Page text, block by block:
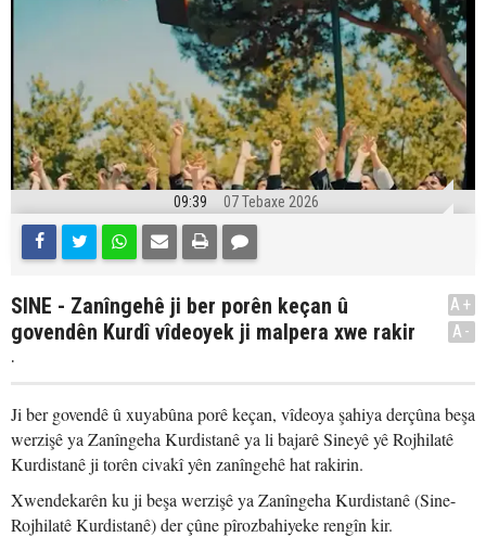
09:39 07 Tebaxe 2026
SINE - Zanîngehê ji ber porên keçan û
govendên Kurdî vîdeoyek ji malpera xwe rakir
.
A+
A-
Ji ber govendê û xuyabûna porê keçan, vîdeoya şahiya derçûna beşa
werzişê ya Zanîngeha Kurdistanê ya li bajarê Sineyê yê Rojhilatê
Kurdistanê ji torên civakî yên zanîngehê hat rakirin.
Xwendekarên ku ji beşa werzişê ya Zanîngeha Kurdistanê (Sine-
Rojhilatê Kurdistanê) der çûne pîrozbahiyeke rengîn kir.